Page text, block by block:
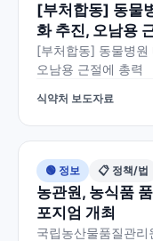
[부처합동] 동물
화 추진, 오남용
[부처합동] 동물병원
오남용 근절에 총력
식약처 보도자료
🟢 정보 📋 정책/법
농관원, 농식품
포지엄 개최
국립농산물품질관